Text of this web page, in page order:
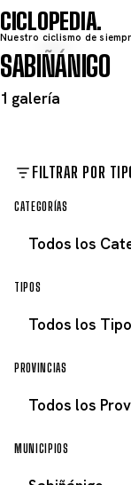
CICLOPEDIA
Nuestro ciclismo de
SABIÑÁNIGO
1 galería
FILTRAR POR
CATEGORÍAS
TIPOS
PROVINCIAS
MUNICIPIOS